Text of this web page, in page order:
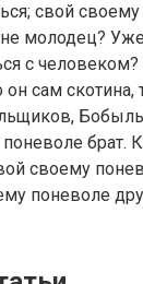
свой
молодец?
с
сам
брат.
своему
поневоле